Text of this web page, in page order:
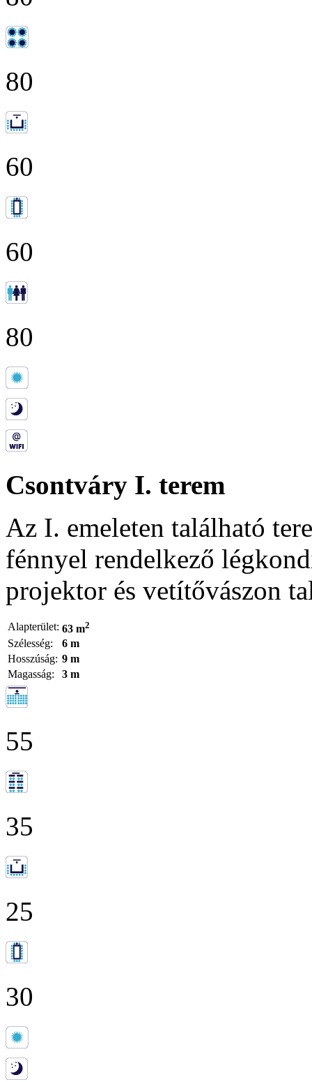
80
60
60
80
Csontváry I. terem
Az I. emeleten található
fénnyel rendelkező
projektor és vetítővászon
Alapterület: 63 m2
Szélesség:
6 m
Hosszúság: 9 m
Magasság:
3 m
55
35
25
30